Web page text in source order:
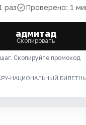
раз Проверено: 1
адмитад
Скопировать
Скопируйте промокод
НАЦИОНАЛЬНЫЙ